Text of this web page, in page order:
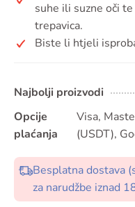
suhe ili suzne oči
trepavica.
Biste li htjeli
Najbolji proizvodi
Opcije
plaćanja
Visa,
(USDT),
Besplatna dostava
za narudžbe iznad